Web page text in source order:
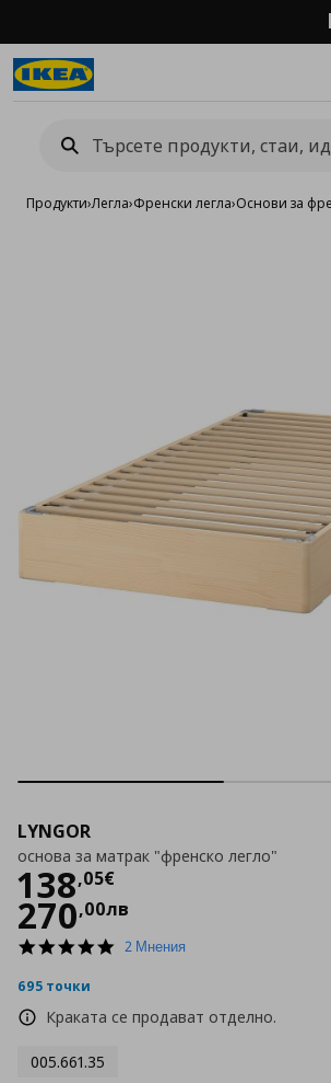
Продукти›Легла›Френски легла›Основи за
LYNGOR
основа за матрак "френско легло"
138,05€
Цена
270,00лв
5.0
2 Мнения
695 точки
Краката се продават отделно.
005.661.35